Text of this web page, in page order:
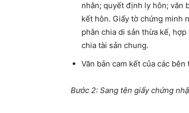
nhân; quyết định ly hôn; văn
kết hôn. Giấy tờ chứng minh
phân chia di sản thừa kế,
chia tài sản chung.
Văn bản cam kết của các
Bước 2: Sang tên giấy chứng